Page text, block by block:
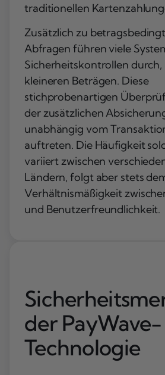
traditionellen
Zusätzlich zu
Abfragen führen viele
Sicherheitskontrollen durch,
kleineren Beträgen. Diese
stichprobenartigen
der zusätzlichen
unabhängig vom
auftreten. Die Häufigkeit
variiert zwischen
Ländern, folgt aber stets
Verhältnismäßigkeit
und Benutzerfreundlichkeit.
der PayWave-
Technologie